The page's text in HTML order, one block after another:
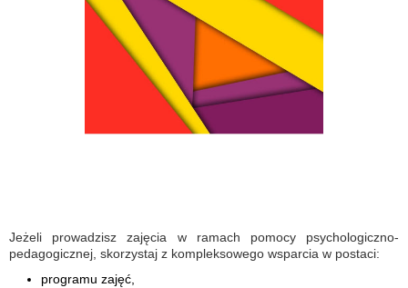
Jeżeli prowadzisz zajęcia w ramach pomocy psychologiczno-
pedagogicznej, skorzystaj z kompleksowego wsparcia w postaci:
programu zajęć,